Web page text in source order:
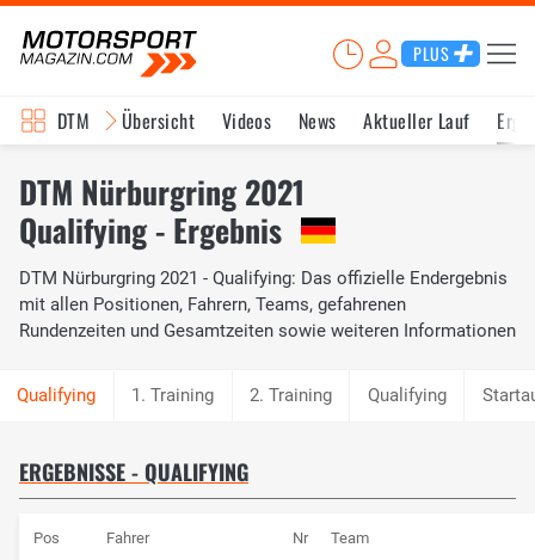
PLUS
DTM Übersicht Videos News Aktueller Lauf
DTM Nürburgring 2021
Qualifying - Ergebnis
DTM Nürburgring 2021 - Qualifying: Das offizielle Endergebnis
mit allen Positionen, Fahrern, Teams, gefahrenen
Rundenzeiten und Gesamtzeiten sowie weiteren Informationen
1. Training 2. Training Qualifying
ERGEBNISSE - QUALIFYING
Pos Fahrer Nr Team